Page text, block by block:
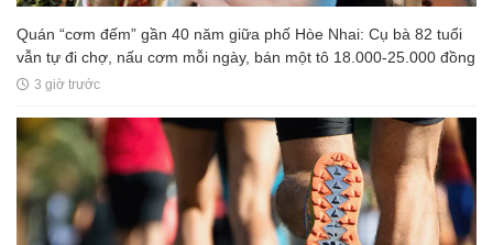
Quán “cơm đếm” gần 40 năm giữa phố Hòe Nhai: Cụ bà 82 tuổi
vẫn tự đi chợ, nấu cơm mỗi ngày, bán một tô 18.000-25.000 đồng
3 giờ trước